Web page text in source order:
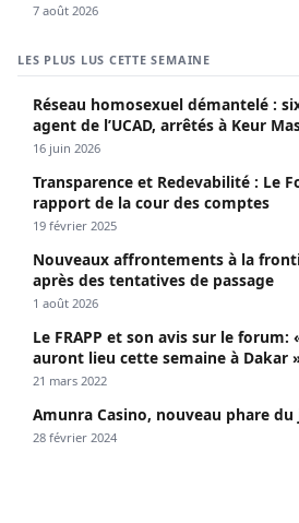
7 août 2026
LES PLUS LUS CETTE SEMAINE
Réseau homosexuel démantelé :
agent de l’UCAD, arrêtés à Keur
propagé le VIH depuis 2018
16 juin 2026
Transparence et Redevabilité : Le
rapport de la cour des comptes
19 février 2025
Nouveaux affrontements à la
après des tentatives de passage
1 août 2026
Le FRAPP et son avis sur le forum:
auront lieu cette semaine à Dakar
21 mars 2022
Amunra Casino, nouveau phare
28 février 2024